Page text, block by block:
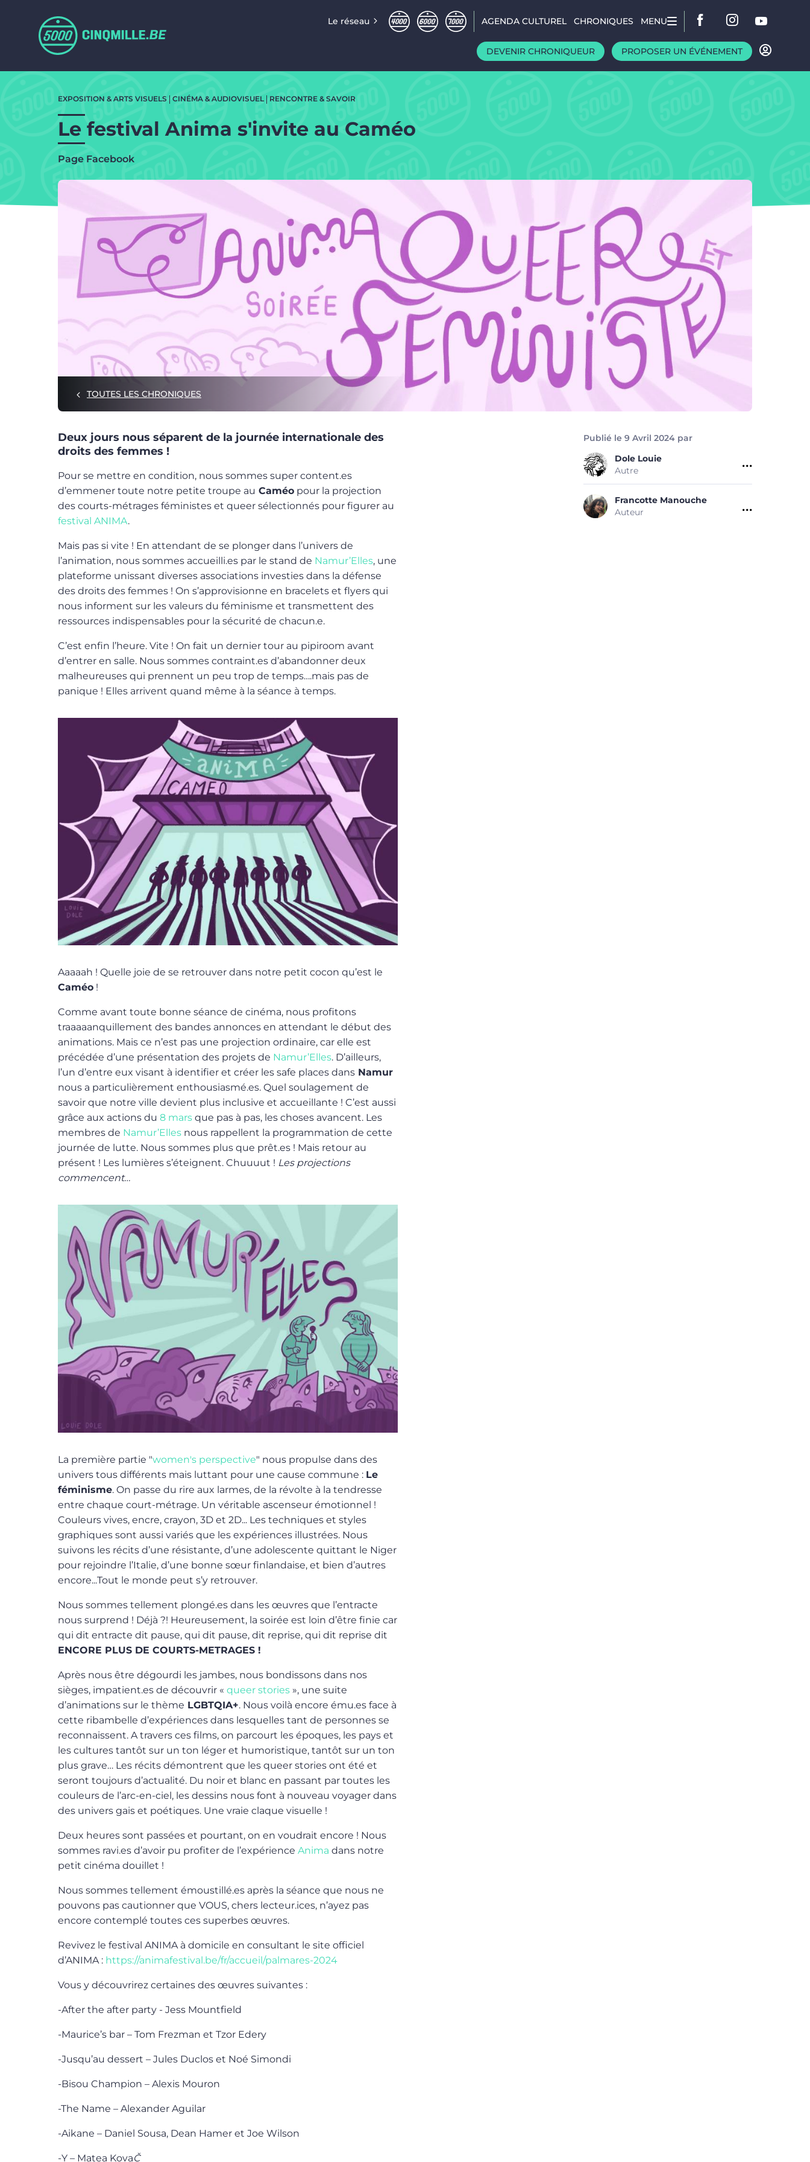
Le réseau AGENDA CULTUREL CHRONIQUES MENU
DEVENIR CHRONIQUEUR PROPOSER UN ÉVÉNEMENT
EXPOSITION & ARTS VISUELS CINÉMA & AUDIOVISUEL RENCONTRE & SAVOIR
Le festival Anima s'invite au Caméo
Page Facebook
TOUTES LES CHRONIQUES
Deux jours nous séparent de la journée internationale des
droits des femmes !
Pour se mettre en condition, nous sommes super content.es
d’emmener toute notre petite troupe au Caméo pour la projection
des courts-métrages féministes et queer sélectionnés pour figurer au
festival ANIMA.
Mais pas si vite ! En attendant de se plonger dans l’univers de
l’animation, nous sommes accueilli.es par le stand de Namur’Elles, une
plateforme unissant diverses associations investies dans la défense
des droits des femmes ! On s’approvisionne en bracelets et flyers qui
nous informent sur les valeurs du féminisme et transmettent des
ressources indispensables pour la sécurité de chacun.e.
C’est enfin l’heure. Vite ! On fait un dernier tour au pipiroom avant
d’entrer en salle. Nous sommes contraint.es d’abandonner deux
malheureuses qui prennent un peu trop de temps….mais pas de
panique ! Elles arrivent quand même à la séance à temps.
Aaaaah ! Quelle joie de se retrouver dans notre petit cocon qu’est le
Caméo !
Comme avant toute bonne séance de cinéma, nous profitons
traaaaanquillement des bandes annonces en attendant le début des
animations. Mais ce n’est pas une projection ordinaire, car elle est
précédée d’une présentation des projets de Namur’Elles. D’ailleurs,
l’un d’entre eux visant à identifier et créer les safe places dans Namur
nous a particulièrement enthousiasmé.es. Quel soulagement de
savoir que notre ville devient plus inclusive et accueillante ! C’est aussi
grâce aux actions du 8 mars que pas à pas, les choses avancent. Les
membres de Namur’Elles nous rappellent la programmation de cette
journée de lutte. Nous sommes plus que prêt.es ! Mais retour au
présent ! Les lumières s’éteignent. Chuuuut ! Les projections
commencent…
La première partie "women's perspective" nous propulse dans des
univers tous différents mais luttant pour une cause commune : Le
féminisme. On passe du rire aux larmes, de la révolte à la tendresse
entre chaque court-métrage. Un véritable ascenseur émotionnel !
Couleurs vives, encre, crayon, 3D et 2D... Les techniques et styles
graphiques sont aussi variés que les expériences illustrées. Nous
suivons les récits d’une résistante, d’une adolescente quittant le Niger
pour rejoindre l’Italie, d’une bonne sœur finlandaise, et bien d’autres
encore...Tout le monde peut s’y retrouver.
Nous sommes tellement plongé.es dans les œuvres que l’entracte
nous surprend ! Déjà ?! Heureusement, la soirée est loin d’être finie car
qui dit entracte dit pause, qui dit pause, dit reprise, qui dit reprise dit
ENCORE PLUS DE COURTS-METRAGES !
Après nous être dégourdi les jambes, nous bondissons dans nos
sièges, impatient.es de découvrir « queer stories », une suite
d’animations sur le thème LGBTQIA+. Nous voilà encore ému.es face à
cette ribambelle d’expériences dans lesquelles tant de personnes se
reconnaissent. A travers ces films, on parcourt les époques, les pays et
les cultures tantôt sur un ton léger et humoristique, tantôt sur un ton
plus grave… Les récits démontrent que les queer stories ont été et
seront toujours d’actualité. Du noir et blanc en passant par toutes les
couleurs de l’arc-en-ciel, les dessins nous font à nouveau voyager dans
des univers gais et poétiques. Une vraie claque visuelle !
Deux heures sont passées et pourtant, on en voudrait encore ! Nous
sommes ravi.es d’avoir pu profiter de l’expérience Anima dans notre
petit cinéma douillet !
Nous sommes tellement émoustillé.es après la séance que nous ne
pouvons pas cautionner que VOUS, chers lecteur.ices, n’ayez pas
encore contemplé toutes ces superbes œuvres.
Revivez le festival ANIMA à domicile en consultant le site officiel
d’ANIMA : https://animafestival.be/fr/accueil/palmares-2024
Vous y découvrirez certaines des œuvres suivantes :
-After the after party - Jess Mountfield
-Maurice’s bar – Tom Frezman et Tzor Edery
-Jusqu’au dessert – Jules Duclos et Noé Simondi
-Bisou Champion – Alexis Mouron
-The Name – Alexander Aguilar
-Aikane – Daniel Sousa, Dean Hamer et Joe Wilson
-Y – Matea KovaČ
Publié le 9 Avril 2024 par
Dole Louie
Autre
Francotte Manouche
Auteur